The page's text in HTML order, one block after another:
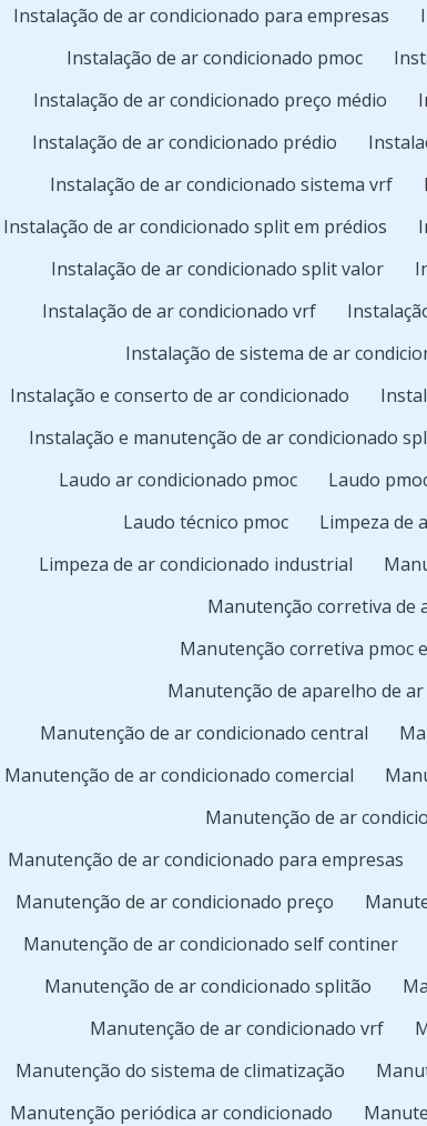
Instalação de ar condicionado para empresas
Instalação de ar condicionado pmoc
Instalação de ar condicionado preço médio
Instalação de ar condicionado prédio
Instalação de ar condicionado sistema vrf
Instalação de ar condicionado split em prédios
Instalação de ar condicionado split valor
Instalação de ar condicionado vrf
Instalação de sistema de ar
Instalação e conserto de ar condicionado
Instalação e manutenção de ar condicionado
Laudo ar condicionado pmoc
Laudo
Laudo técnico pmoc
Limpeza de
Limpeza de ar condicionado industrial
Manutenção corretiva de
Manutenção corretiva pmoc
Manutenção de aparelho de
Manutenção de ar condicionado central
Manutenção de ar condicionado comercial
Manutenção de ar
Manutenção de ar condicionado para empresas
Manutenção de ar condicionado preço
Manutenção de ar condicionado self continer
Manutenção de ar condicionado splitão
Manutenção de ar condicionado vrf
Manutenção do sistema de climatização
Manutenção periódica ar condicionado